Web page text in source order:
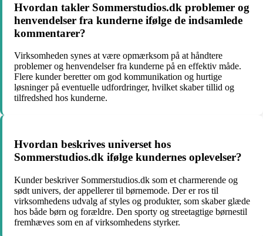
Hvordan takler Sommerstudios.dk problemer og
henvendelser fra kunderne ifølge de indsamlede
kommentarer?
Virksomheden synes at være opmærksom på at håndtere
problemer og henvendelser fra kunderne på en effektiv måde.
Flere kunder beretter om god kommunikation og hurtige
løsninger på eventuelle udfordringer, hvilket skaber tillid og
tilfredshed hos kunderne.
Hvordan beskrives universet hos
Sommerstudios.dk ifølge kundernes oplevelser?
Kunder beskriver Sommerstudios.dk som et charmerende og
sødt univers, der appellerer til børnemode. Der er ros til
virksomhedens udvalg af styles og produkter, som skaber glæde
hos både børn og forældre. Den sporty og streetagtige børnestil
fremhæves som en af virksomhedens styrker.